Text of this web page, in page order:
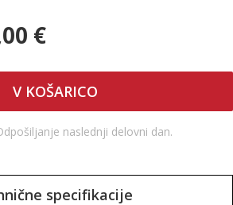
€
V KOŠARICO
naslednji delovni dan.
specifikacije